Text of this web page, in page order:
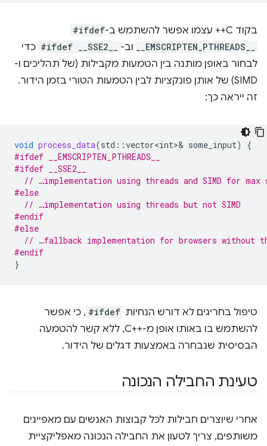
בקוד C++ עצמו אפשר להשתמש ב-
#ifdef
__EMSCRIPTEN_PTHREADS__
וב- #ifdef __SSE2__ כדי
לבחור באופן מותנה בין הטמעות מקבילות (של תהליכים ו-
SIMD) של אותן פונקציות לבין הטמעות הטורי בזמן הידור.
זה ייראה כך:
void process_data(std ::vector<int>& some_input)
{
#ifdef __EMSCRIPTEN_PTHREADS__
#ifdef __SSE2__
// …implementation using threads and SIMD for max
#else
// …implementation using threads but not SIMD
#endif
#else
// …fallback implementation for browsers without
#endif
}
טיפול בחריגים לא דורש הנחיות #ifdef , כי אפשר
להשתמש בו באותו אופן מ-C++‎, ללא קשר להטמעה
הבסיסית שנבחרה באמצעות דגלים של הידור.
טעינת החבילה הנכונה
אחרי שיוצרים חבילות לכל קבוצות האנשים עם מאפיינים
משותפים, צריך לטעון את החבילה הנכונה מאפליקציית